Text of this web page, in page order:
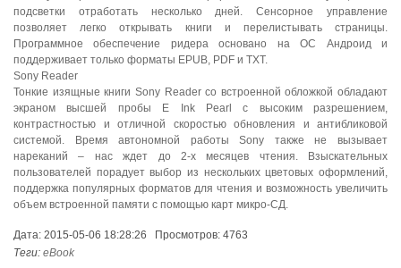
подсветки отработать несколько дней. Сенсорное управление
позволяет легко открывать книги и перелистывать страницы.
Программное обеспечение ридера основано на ОС Андроид и
поддерживает только форматы EPUB, PDF и TXT.
Sony Reader
Тонкие изящные книги Sony Reader со встроенной обложкой обладают
экраном высшей пробы E Ink Pearl с высоким разрешением,
контрастностью и отличной скоростью обновления и антибликовой
системой. Время автономной работы Sony также не вызывает
нареканий – нас ждет до 2-х месяцев чтения. Взыскательных
пользователей порадует выбор из нескольких цветовых оформлений,
поддержка популярных форматов для чтения и возможность увеличить
объем встроенной памяти с помощью карт микро-СД.
Дата: 2015-05-06 18:28:26 Просмотров: 4763
Теги: eBook